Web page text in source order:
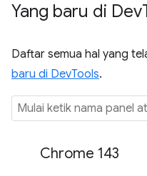
Yang baru di Dev
Daftar semua hal yang
baru di DevTools.
Chrome 143